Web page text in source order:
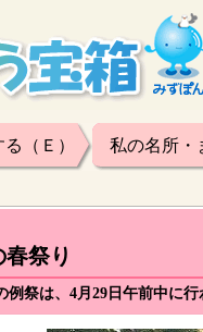
（Ｅ） 私の名所・
祭り
祭は、4月29日午前中に